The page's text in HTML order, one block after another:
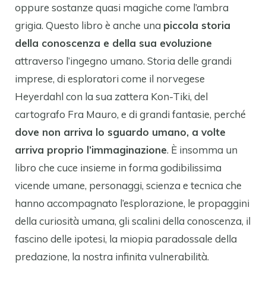
oppure sostanze quasi magiche come l’ambra
grigia. Questo libro è anche una piccola storia
della conoscenza e della sua evoluzione
attraverso l’ingegno umano. Storia delle grandi
imprese, di esploratori come il norvegese
Heyerdahl con la sua zattera Kon-Tiki, del
cartografo Fra Mauro, e di grandi fantasie, perché
dove non arriva lo sguardo umano, a volte
arriva proprio l’immaginazione. È insomma un
libro che cuce insieme in forma godibilissima
vicende umane, personaggi, scienza e tecnica che
hanno accompagnato l’esplorazione, le propaggini
della curiosità umana, gli scalini della conoscenza, il
fascino delle ipotesi, la miopia paradossale della
predazione, la nostra infinita vulnerabilità.